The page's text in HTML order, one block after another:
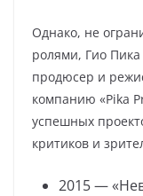
Однако, не
ролями, Гио Пика
продюсер и
компанию «Pika
успешных
критиков и
2015 —